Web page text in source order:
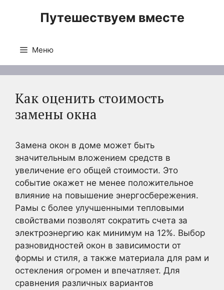
Путешествуем вместе
Меню
Как оценить стоимость
замены окна
Замена окон в доме может быть
значительным вложением средств в
увеличение его общей стоимости. Это
событие окажет не менее положительное
влияние на повышение энергосбережения.
Рамы с более улучшенными тепловыми
свойствами позволят сократить счета за
электроэнергию как минимум на 12%. Выбор
разновидностей окон в зависимости от
формы и стиля, а также материала для рам и
остекления огромен и впечатляет. Для
сравнения различных вариантов